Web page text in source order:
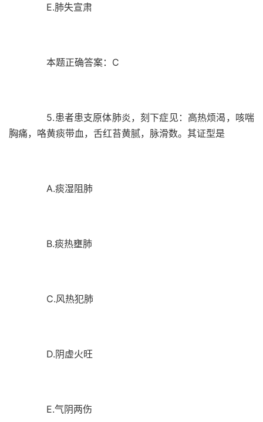
E.肺失宣肃
本题正确答案：C
5.患者患支原体肺炎，刻下症见：高热烦渴，咳喘
胸痛，咯黄痰带血，舌红苔黄腻，脉滑数。其证型是
A.痰湿阻肺
B.痰热壅肺
C.风热犯肺
D.阴虚火旺
E.气阴两伤